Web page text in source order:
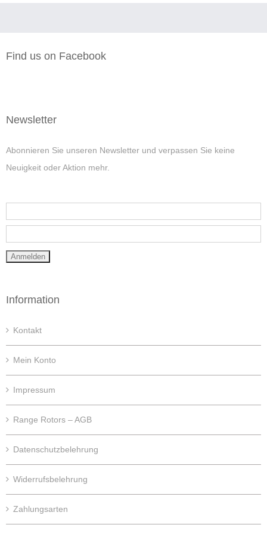
Find us on Facebook
Newsletter
Abonnieren Sie unseren Newsletter und verpassen Sie keine
Neuigkeit oder Aktion mehr.
Information
Kontakt
Mein Konto
Impressum
Range Rotors – AGB
Datenschutzbelehrung
Widerrufsbelehrung
Zahlungsarten